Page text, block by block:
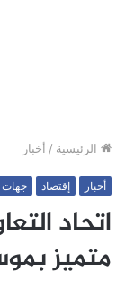
الرئيسية / أخبار
أخبار إقتصاد جهات
اتحاد
متميز